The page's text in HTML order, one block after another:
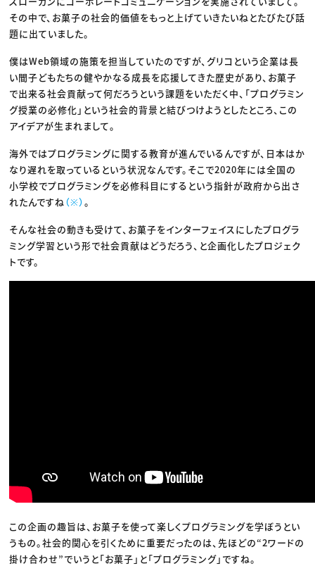
その中で、お菓子の社会的価値をもっと上げていきたいねとたびたび話
題に出ていました。
僕はWeb領域の施策を担当していたのですが、グリコという企業は長
い間子どもたちの健やかなる成長を応援してきた歴史があり、お菓子
で出来る社会貢献って何だろうという課題をいただく中、「プログラミン
グ授業の必修化」という社会的背景と結びつけようとしたところ、この
アイデアが生まれまして。
海外ではプログラミングに関する教育が進んでいるんですが、日本はか
なり遅れを取っているという状況なんです。そこで2020年には全国の
小学校でプログラミングを必修科目にするという指針が政府から出さ
れたんですね（※）。
そんな社会の動きも受けて、お菓子をインターフェイスにしたプログラ
ミング学習という形で社会貢献はどうだろう、と企画化したプロジェク
トです。
この企画の趣旨は、お菓子を使って楽しくプログラミングを学ぼうとい
うもの。社会的関心を引くために重要だったのは、先ほどの“2ワードの
掛け合わせ”でいうと「お菓子」と「プログラミング」ですね。